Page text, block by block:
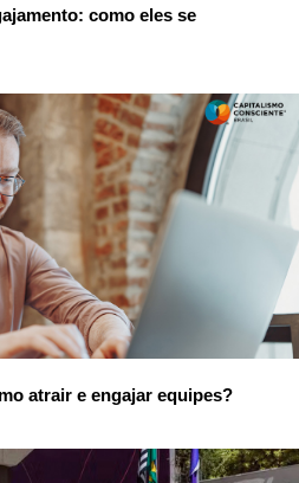
como eles se
atrair e engajar equipes?